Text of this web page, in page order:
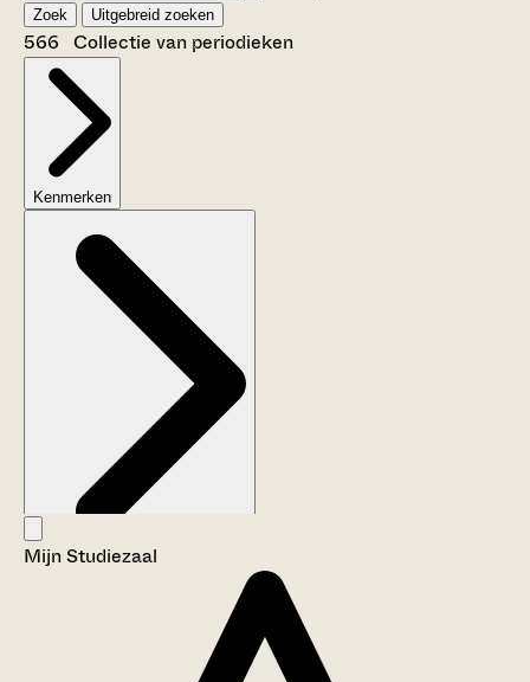
Zoek Uitgebreid zoeken
566 Collectie van periodieken
Kenmerken
Aanwijzingen voor de gebruiker
Mijn Studiezaal